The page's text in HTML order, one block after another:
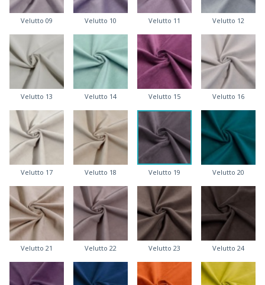
Velutto 09 Velutto 10 Velutto 11 Velutto 12
Velutto 13 Velutto 14 Velutto 15 Velutto 16
Velutto 17 Velutto 18 Velutto 19 Velutto 20
Velutto 21 Velutto 22 Velutto 23 Velutto 24